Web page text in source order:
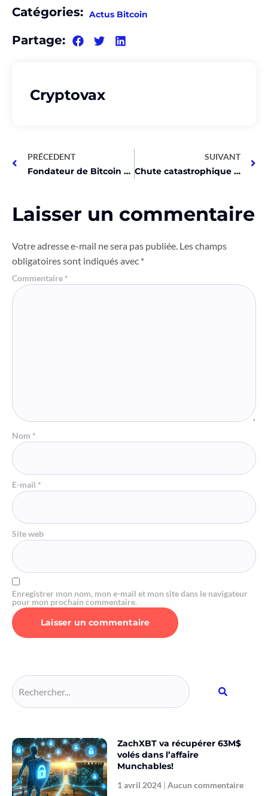
Catégories: Actus Bitcoin
Partage:
Cryptovax
PRÉCEDENT
Fondateur de Bitcoin Fog coupable de blanchiment d’argent !
SUIVANT
Chute catastrophique de Core Scientific après résultats Q4 2023!
Laisser un commentaire
Votre adresse e-mail ne sera pas publiée. Les champs
obligatoires sont indiqués avec *
Commentaire *
Nom *
E-mail *
Site web
Enregistrer mon nom, mon e-mail et mon site dans le navigateur
pour mon prochain commentaire.
ZachXBT va récupérer 63M$
volés dans l’affaire
Munchables!
1 avril 2024 Aucun commentaire